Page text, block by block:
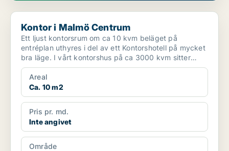
Kontor i Malmö Centrum
Kontor i Malmö Centrum
Ett ljust kontorsrum om ca 10 kvm beläget på
entréplan uthyres i del av ett Kontorshotell på mycket
bra läge. I vårt kontorshus på ca 3000 kvm sitter
ungefär...
Areal
Ca. 10 m2
Pris pr. md.
Inte angivet
Område